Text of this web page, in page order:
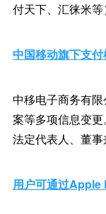
付天下、汇徕米等
中国移动旗下支付
中移电子商务有
案等多项信息变
法定代表人、董事
用户可通过Apple